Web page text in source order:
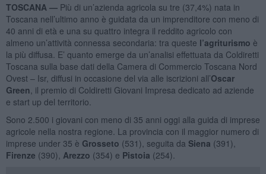
TOSCANA — Più di un’azienda agricola su tre (37,4%) nata in
Toscana nell’ultimo anno è guidata da un imprenditore con meno di
40 anni di età e una su quattro integra il reddito agricolo con
almeno un’attività connessa secondaria: tra queste l’agriturismo è
la più diffusa. E’ quanto emerge da un’analisi effettuata da Coldiretti
Toscana sulla base dati della Camera di Commercio Toscana Nord
Ovest – Isr, diffusi in occasione del via alle iscrizioni all’Oscar
Green , il premio di Coldiretti Giovani Impresa dedicato ad aziende
e start up del territorio.
Sono 2.500 i giovani con meno di 35 anni oggi alla guida di imprese
agricole nella nostra regione. La provincia con il maggior numero di
imprese under 35 è Grosseto (531), seguita da Siena (391),
Firenze (390), Arezzo (354) e Pistoia (254).